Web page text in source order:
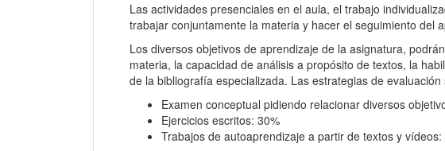
Las actividades presenciales en el aula, el trabajo
trabajar conjuntamente la materia y hacer el seguimiento del
Los diversos objetivos de aprendizaje de la asignatura,
materia, la capacidad de análisis a propósito de textos, la
de la bibliografía especializada. Las estrategias de evaluación
Examen conceptual pidiendo relacionar diversos
Ejercicios escritos: 30%
Trabajos de autoaprendizaje a partir de textos y vídeos: